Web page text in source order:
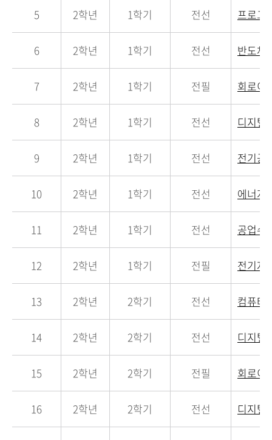
5 2학년 1학기 전선 프로그
6 2학년 1학기 전선 반도체
7 2학년 1학기 전필 회로이
8 2학년 1학기 전선 디지털
9 2학년 1학기 전선 전기공
10 2학년 1학기 전선 에너지
11 2학년 1학기 전선 공업수
12 2학년 1학기 전필 전기자
13 2학년 2학기 전선 컴퓨터
14 2학년 2학기 전선 디지털
15 2학년 2학기 전필 회로이
16 2학년 2학기 전선 디지털